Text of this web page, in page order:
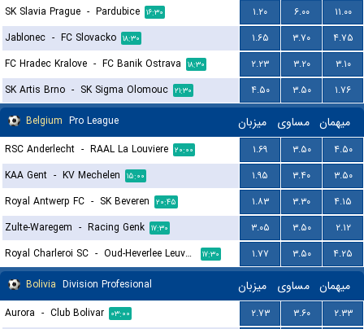
SK Slavia Prague - Pardubice ۱۶:۳۰ ۱.۲۰ ۶.۰۰
۱۱.۰۰
Jablonec - FC Slovacko ۱۸:۳۰ ۱.۶۵ ۳.۷۰
۴.۷۵
FC Hradec Kralove - FC Banik Ostrava ۱۸:۳۰ ۲.۲۳ ۳.۲۰
۳.۱۰
SK Artis Brno - SK Sigma Olomouc ۲۱:۳۰ ۴.۵۰ ۳.۵۰
۱.۷۶
Belgium Pro League میزبان مساوی میهمان
RSC Anderlecht - RAAL La Louviere ۲۰:۰۰ ۱.۶۹ ۳.۵۰
۴.۵۰
KAA Gent - KV Mechelen ۱۵:۰۰ ۱.۹۵ ۳.۴۰
۳.۵۰
Royal Antwerp FC - SK Beveren ۲۰:۴۵ ۱.۸۳ ۳.۳۰
۴.۱۵
Zulte-Waregem - Racing Genk ۱۷:۳۰ ۳.۰۵ ۳.۵۰
۲.۱۲
Royal Charleroi SC - Oud-Heverlee Leuven ۱۷:۳۰ ۱.۷۷ ۳.۵۰
۴.۲۵
Bolivia Division Profesional میزبان مساوی میهمان
Aurora - Club Bolivar ۰۳:۰۰ ۲.۷۳ ۳.۶۰
۲.۳۳